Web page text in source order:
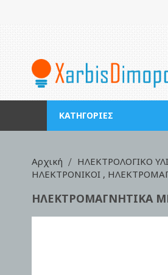
ΚΑΤΗΓΟΡΊΕΣ
Αρχική ΗΛΕΚΤΡΟΛΟΓΙΚΟ
ΗΛΕΚΤΡΟΝIKOI ,
ΗΛΕΚΤΡΟΜΑΓΝΗΤΙΚΑ